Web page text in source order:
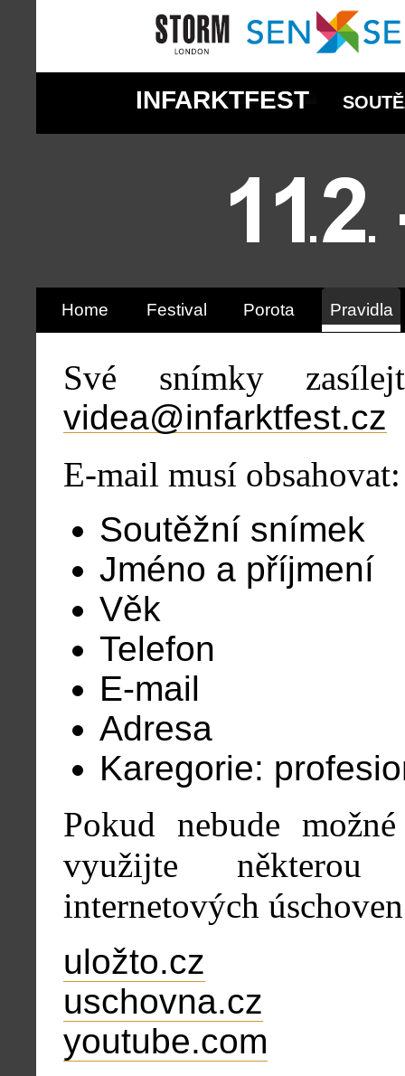
INFARKTFEST
Home Festival Porota Pravidla
Své snímky
videa@infarktfest.cz
E-mail musí obsahovat:
Soutěžní snímek
Jméno a příjmení
Věk
Telefon
E-mail
Adresa
Karegorie:
Pokud nebude
využijte
internetových
uložto.cz
uschovna.cz
youtube.com